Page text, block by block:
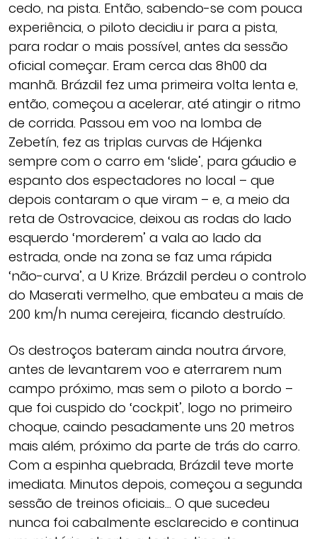
cedo, na pista. Então, sabendo-se com pouca
experiência, o piloto decidiu ir para a pista,
para rodar o mais possível, antes da sessão
oficial começar. Eram cerca das 8h00 da
manhã. Brázdil fez uma primeira volta lenta e,
então, começou a acelerar, até atingir o ritmo
de corrida. Passou em voo na lomba de
Zebetín, fez as triplas curvas de Hájenka
sempre com o carro em ‘slide’, para gáudio e
espanto dos espectadores no local – que
depois contaram o que viram – e, a meio da
reta de Ostrovacice, deixou as rodas do lado
esquerdo ‘morderem’ a vala ao lado da
estrada, onde na zona se faz uma rápida
‘não-curva’, a U Krize. Brázdil perdeu o controlo
do Maserati vermelho, que embateu a mais de
200 km/h numa cerejeira, ficando destruído.
Os destroços bateram ainda noutra árvore,
antes de levantarem voo e aterrarem num
campo próximo, mas sem o piloto a bordo –
que foi cuspido do ‘cockpit’, logo no primeiro
choque, caindo pesadamente uns 20 metros
mais além, próximo da parte de trás do carro.
Com a espinha quebrada, Brázdil teve morte
imediata. Minutos depois, começou a segunda
sessão de treinos oficiais… O que sucedeu
nunca foi cabalmente esclarecido e continua